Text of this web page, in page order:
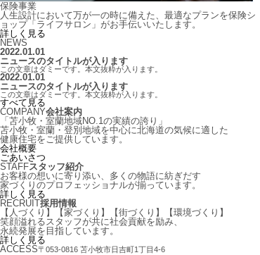
保険事業
人生設計において万が一の時に備えた、最適なプランを保険シ
ョップ「ライフサロン」がお手伝いいたします。
詳しく見る
NEWS
2022.01.01
ニュースのタイトルが入ります
この文章はダミーです。本文抜粋が入ります。
2022.01.01
ニュースのタイトルが入ります
この文章はダミーです。本文抜粋が入ります。
すべて見る
COMPANY会社案内
「苫小牧・室蘭地域NO.1の実績の誇り」
苫小牧・室蘭・登別地域を中心に北海道の気候に適した
健康住宅をご提供しています。
会社概要
ごあいさつ
STAFFスタッフ紹介
お客様の想いに寄り添い、多くの物語に紡ぎだす
家づくりのプロフェッショナルが揃っています。
詳しく見る
RECRUIT採用情報
【人づくり】【家づくり】【街づくり】【環境づくり】
笑顔溢れるスタッフが共に社会貢献を励み、
永続発展を目指しています。
詳しく見る
ACCESS〒053-0816 苫小牧市日吉町1丁目4-6